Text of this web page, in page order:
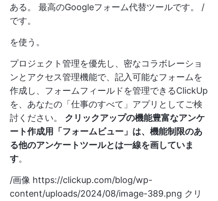
ある。 最高のGoogleフォーム代替ツールです。 /
です。
を使う。
プロジェクト管理を優先し、密なコラボレーショ
ンとアクセス管理機能で、記入可能なフォームを
作成し、フォームフィールドを管理できるClickUp
を、あなたの「仕事のすべて」アプリとしてご検
討ください。 クリックアップの機能豊富なアンケ
ート作成用「フォームビュー」は、機能制限のあ
る他のアンケートツールとは一線を画していま
す。
/画像 https://clickup.com/blog/wp-
content/uploads/2024/08/image-389.png クリ